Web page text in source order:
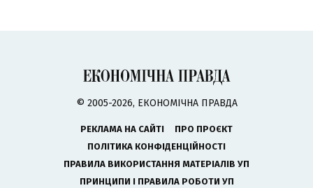
© 2005-2026, ЕКОНОМІЧНА ПРАВДА
РЕКЛАМА НА САЙТІ
ПРО ПРОЄКТ
ПОЛІТИКА КОНФІДЕНЦІЙНОСТІ
ПРАВИЛА ВИКОРИСТАННЯ МАТЕРІАЛІВ УП
ПРИНЦИПИ І ПРАВИЛА РОБОТИ УП